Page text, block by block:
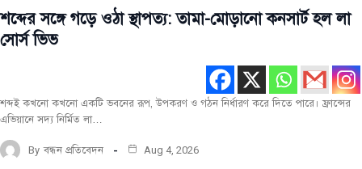
শব্দের সঙ্গে গড়ে ওঠা স্থাপত্য: তামা-মোড়ানো কনসার্ট হল লা
সোর্স ভিভ
শব্দই কখনো কখনো একটি ভবনের রূপ, উপকরণ ও গঠন নির্ধারণ করে দিতে পারে। ফ্রান্সের
এভিয়ানে সদ্য নির্মিত লা…
By বন্ধন প্রতিবেদন Aug 4, 2026